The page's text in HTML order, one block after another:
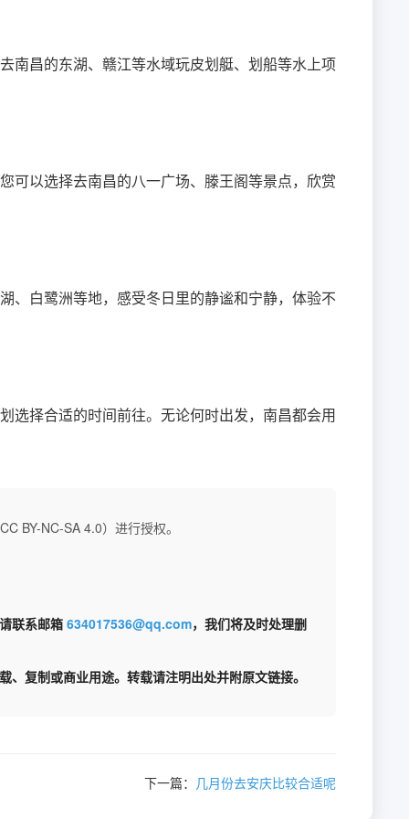
南昌的东湖、赣江等水域玩皮划艇、划船等水上项
可以选择去南昌的八一广场、滕王阁等景点，欣赏
、白鹭洲等地，感受冬日里的静谧和宁静，体验不
选择合适的时间前往。无论何时出发，南昌都会用
BY-NC-SA 4.0）进行授权。
联系邮箱 634017536@qq.com，我们将及时处理删
复制或商业用途。转载请注明出处并附原文链接。
下一篇： 几月份去安庆比较合适呢